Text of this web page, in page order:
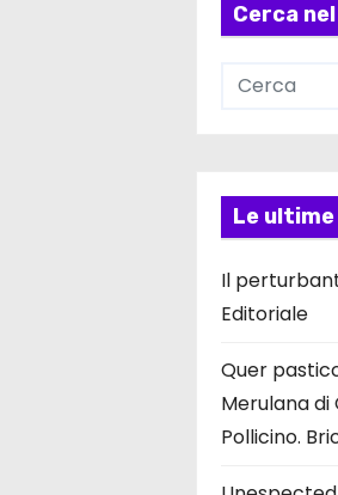
Cerca
Le ultime
Il
Editoriale
Quer
Merulana di
Pollicino.